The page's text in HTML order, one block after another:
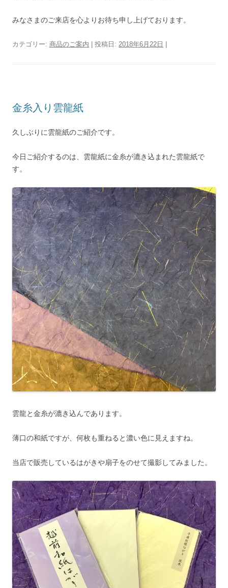
みなさまのご来店を心よりお待ち申し上げております。
カテゴリー: 商品のご案内 | 投稿日: 2018年6月22日
金糸入り雲龍紙
久しぶりに雲龍紙のご紹介です。
今日ご紹介するのは、雲龍紙に金糸が漉き込まれた雲龍紙で
す。
雲龍と金糸が漉き込んであります。
薄口の和紙ですが、何枚も重ねると濃い色に見えますね。
当店で販売しているはがきや扇子をのせて撮影してみました。